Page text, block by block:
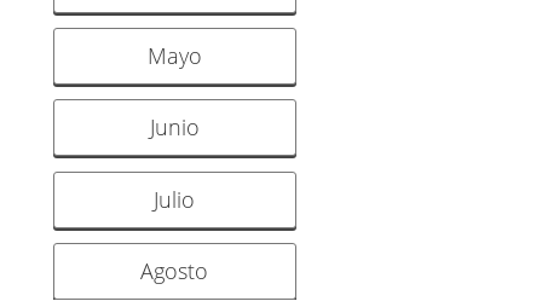
Mayo
Junio
Julio
Agosto